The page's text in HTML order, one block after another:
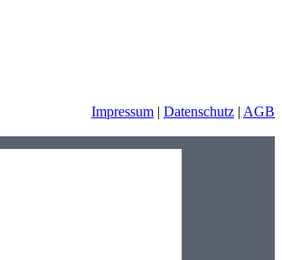
Impressum | Datenschutz | AGB